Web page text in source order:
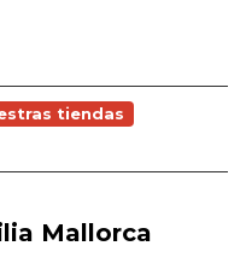
tiendas
Mallorca